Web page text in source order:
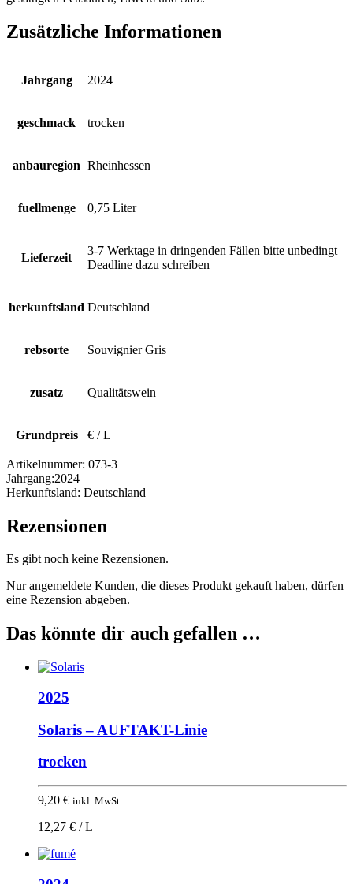
Zusätzliche Informationen
Jahrgang 2024
geschmack trocken
anbauregion Rheinhessen
fuellmenge 0,75 Liter
Lieferzeit
3-7 Werktage in dringenden Fällen bitte unbedingt
Deadline dazu schreiben
herkunftsland Deutschland
rebsorte Souvignier Gris
zusatz Qualitätswein
Grundpreis € / L
Artikelnummer: 073-3
Jahrgang:2024
Herkunftsland: Deutschland
Rezensionen
Es gibt noch keine Rezensionen.
Nur angemeldete Kunden, die dieses Produkt gekauft haben, dürfen
eine Rezension abgeben.
Das könnte dir auch gefallen …
2025
Solaris – AUFTAKT-Linie
trocken
9,20 € inkl. MwSt.
12,27 € / L